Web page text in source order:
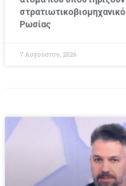
Ρωσίας
7 Αυγούστου, 2026